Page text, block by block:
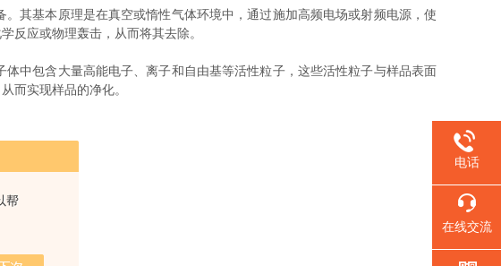
帮
基本原理是在真空或惰性气体环境中，通过施加高频电场或射频电源，使
反应或物理轰击，从而将其去除。
中包含大量高能电子、离子和自由基等活性粒子，这些活性粒子与样品表面
而实现样品的净化。
电话
在线交流